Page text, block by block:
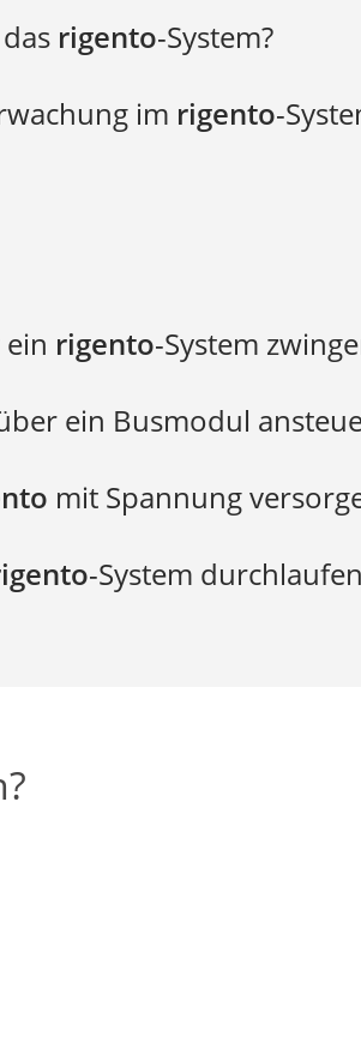
rigento-System?
im rigento-
rigento
rigento-System
ein Busmodul
mit Spannung
-System